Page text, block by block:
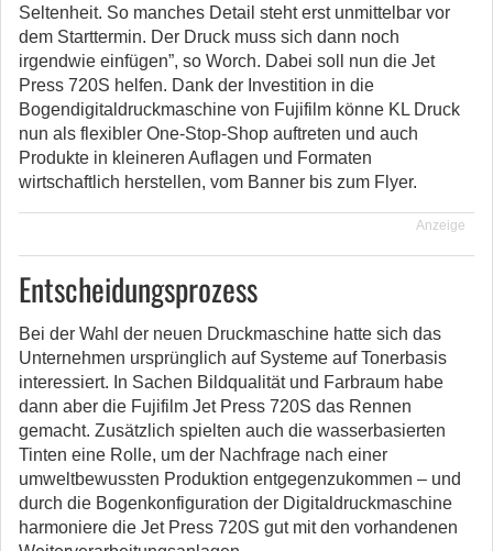
Seltenheit. So manches Detail steht erst unmittelbar vor
dem Starttermin. Der Druck muss sich dann noch
irgendwie einfügen”, so Worch. Dabei soll nun die Jet
Press 720S helfen. Dank der Investition in die
Bogendigitaldruckmaschine von Fujifilm könne KL Druck
nun als flexibler One-Stop-Shop auftreten und auch
Produkte in kleineren Auflagen und Formaten
wirtschaftlich herstellen, vom Banner bis zum Flyer.
Anzeige
Entscheidungsprozess
Bei der Wahl der neuen Druckmaschine hatte sich das
Unternehmen ursprünglich auf Systeme auf Tonerbasis
interessiert. In Sachen Bildqualität und Farbraum habe
dann aber die Fujifilm Jet Press 720S das Rennen
gemacht. Zusätzlich spielten auch die wasserbasierten
Tinten eine Rolle, um der Nachfrage nach einer
umweltbewussten Produktion entgegenzukommen – und
durch die Bogenkonfiguration der Digitaldruckmaschine
harmoniere die Jet Press 720S gut mit den vorhandenen